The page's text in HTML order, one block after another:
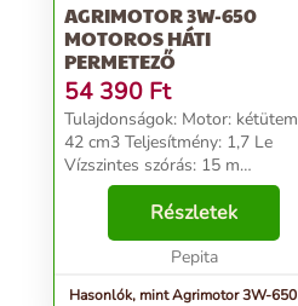
AGRIMOTOR 3W-650
MOTOROS HÁTI
PERMETEZŐ
54 390 Ft
Tulajdonságok: Motor: kétütemű,
42 cm3 Teljesítmény: 1,7 Le
Vízszintes szórás: 15 m
Függőleges szórás: 4-6 m
Permetlé tartály űrtartalom:14 l
Csomag Hossza: 50 cm Csomag
Szélessége: 40 cm Csomag
Részletek
Pepita
Hasonlók, mint Agrimotor 3W-650